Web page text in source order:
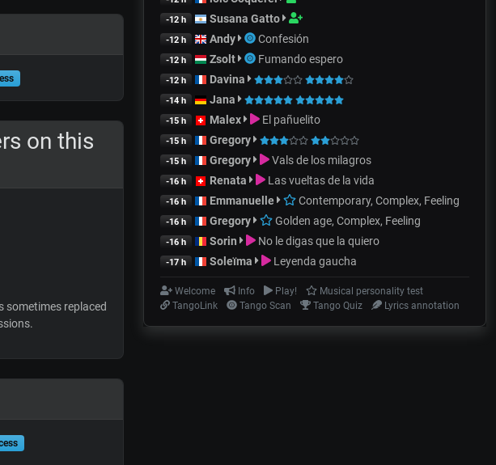
on this
replaced
-12 h Susana Gatto
-12 h Andy Confesión
-12 h Zsolt Fumando espero
-12 h Davina
-14 h Jana
-15 h Malex El pañuelito
-15 h Gregory
-15 h Gregory Vals de los milagros
-16 h Renata Las vueltas de la vida
-16 h Emmanuelle Contemporary, Complex, Feeling
-16 h Gregory Golden age, Complex, Feeling
-16 h Sorin No le digas que la quiero
-17 h Soleïma Leyenda gaucha
Welcome Info Play!
Musical personality test
TangoLink
Tango Scan Tango Quiz Lyrics annotation